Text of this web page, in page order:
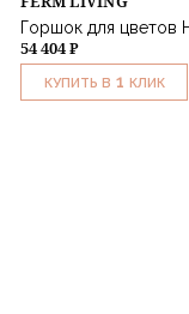
Горшок для цветов
54 404 ₽
КУПИТЬ В 1 КЛИК